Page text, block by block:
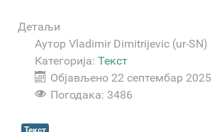
Детаљи
Аутор Vladimir Dimitrijevic (ur-SN)
Категорија: Текст
Објављено 22 септембар 2025
Погодака: 3486
Текст